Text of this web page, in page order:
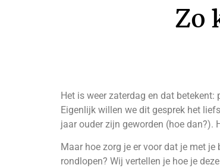
Zo
Het is weer zaterdag en dat
Eigenlijk willen we dit gesprek het
jaar ouder zijn geworden (hoe dan?).
Maar hoe zorg je er voor dat je met
rondlopen? Wij vertellen je hoe je